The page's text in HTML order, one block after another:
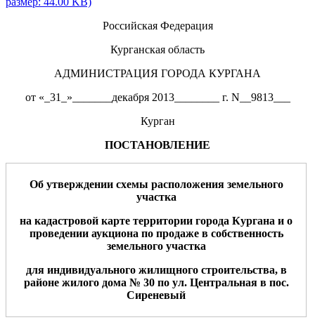
Российская Федерация
Курганская область
АДМИНИСТРАЦИЯ ГОРОДА КУРГАНА
от «_31_»_______декабря 2013________ г. N__9813___
Курган
ПОСТАНОВЛЕНИЕ
Об утверждении схемы расположения земельного
участка
на кадастровой карте территории города Кургана и о
проведении аукциона по продаже в собственность
земельного участка
для индивидуального жилищного строительства, в
районе жилого дома № 30 по ул. Центральная в пос.
Сиреневый